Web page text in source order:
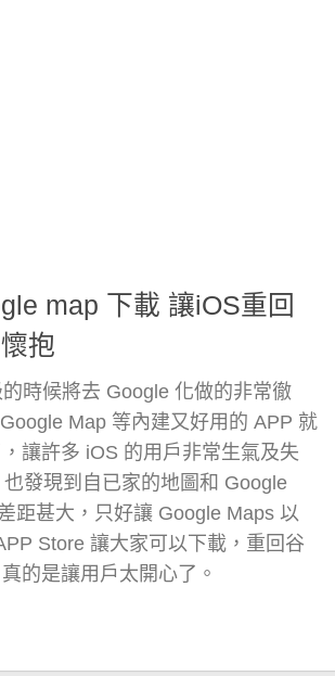
map 下載 讓iOS重回
抱
時候將去 Google 化做的非常徹
Map 等內建又好用的 APP 就
讓許多 iOS 的用戶非常生氣及失
發現到自已家的地圖和 Google
距甚大，只好讓 Google Maps 以
Store 讓大家可以下載，重回谷
的是讓用戶太開心了。